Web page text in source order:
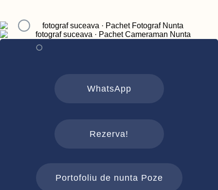
WhatsApp
Rezerva!
Portofoliu de nunta Poze